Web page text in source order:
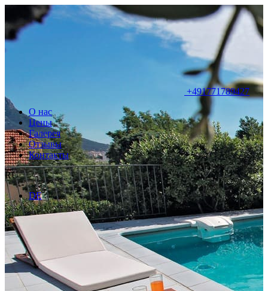
+491771789427
О нас
Цены
Галерея
Отзывы
Контакты
RU
DE